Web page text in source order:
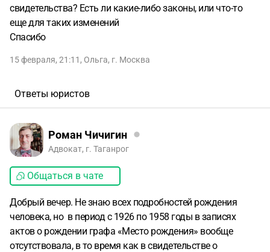
свидетельства? Есть ли какие-либо законы, или что-то
еще для таких изменений
Спасибо
15 февраля, 21:11 , Ольга, г. Москва
Ответы юристов
Роман Чичигин
Адвокат, г. Таганрог
Общаться в чате
Добрый вечер. Не знаю всех подробностей рождения
человека, но в период с 1926 по 1958 годы в записях
актов о рождении графа «Место рождения» вообще
отсутствовала, в то время как в свидетельстве о